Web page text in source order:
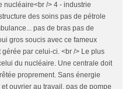
nucléaire<br /> 4 - industrie
des soins pas de pétrole
pas de bras pas de
gros soucis avec ce fameux
par celui-ci. <br /> Le plus
du nucléaire. Une centrale doit
proprement. Sans énergie
ouvrier au travail, pas de pompe